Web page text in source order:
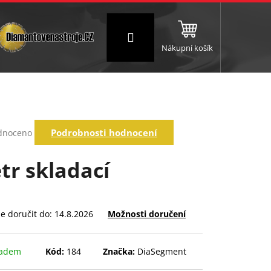
Brusné a leštící válce
Přihlášení
Nákupní košík
Podrobnosti hodnocení
skladací
doručit do: 14.8.2026 Možnosti doručení
Kód: 184 Značka: DiaSegment